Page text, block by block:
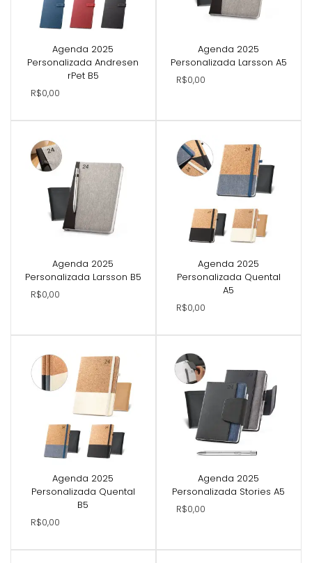
Agenda 2025
Personalizada Andresen
rPet B5
R$0,00
Agenda 2025
Personalizada Larsson A5
R$0,00
Agenda 2025
Personalizada Larsson B5
R$0,00
Agenda 2025
Personalizada Quental
A5
R$0,00
Agenda 2025
Personalizada Quental
B5
R$0,00
Agenda 2025
Personalizada Stories A5
R$0,00